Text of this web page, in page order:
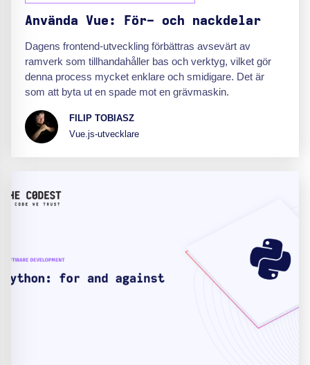
Använda Vue: För- och nackdelar
Dagens frontend-utveckling förbättras avsevärt av
ramverk som tillhandahåller bas och verktyg, vilket gör
denna process mycket enklare och smidigare. Det är
som att byta ut en spade mot en grävmaskin.
FILIP TOBIASZ
Vue.js-utvecklare